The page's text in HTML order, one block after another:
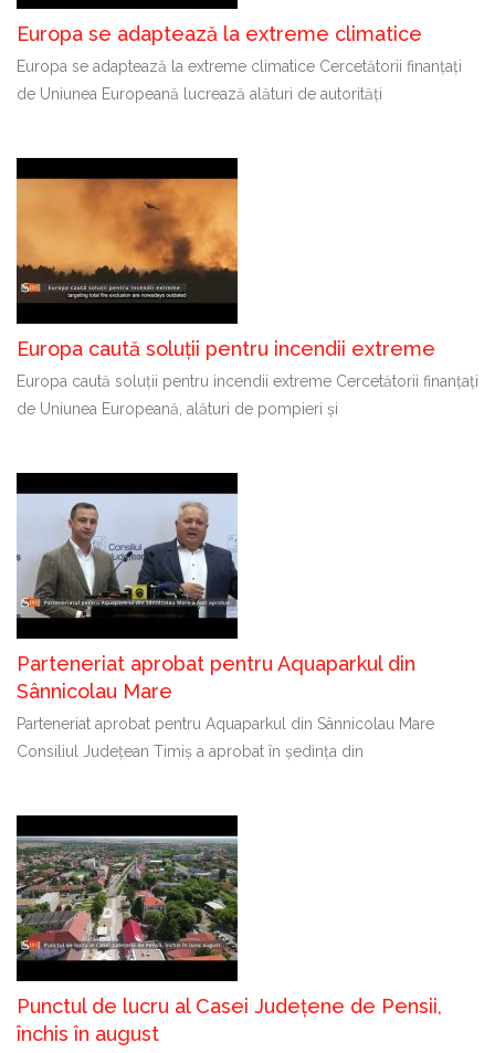
Europa se adaptează la extreme climatice
Europa se adaptează la extreme climatice Cercetătorii finanțați
de Uniunea Europeană lucrează alături de autorități
Europa caută soluții pentru incendii extreme
Europa caută soluții pentru incendii extreme Cercetătorii finanțați
de Uniunea Europeană, alături de pompieri și
Parteneriat aprobat pentru Aquaparkul din
Sânnicolau Mare
Parteneriat aprobat pentru Aquaparkul din Sânnicolau Mare
Consiliul Județean Timiș a aprobat în ședința din
Punctul de lucru al Casei Județene de Pensii,
închis în august